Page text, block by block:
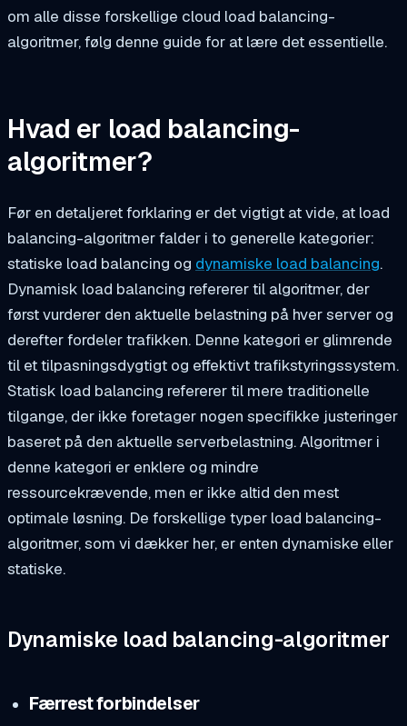
om alle disse forskellige cloud load balancing-
algoritmer, følg denne guide for at lære det essentielle.
Hvad er load balancing-
algoritmer?
Før en detaljeret forklaring er det vigtigt at vide, at load
balancing-algoritmer falder i to generelle kategorier:
statiske load balancing og dynamiske load balancing.
Dynamisk load balancing refererer til algoritmer, der
først vurderer den aktuelle belastning på hver server og
derefter fordeler trafikken. Denne kategori er glimrende
til et tilpasningsdygtigt og effektivt trafikstyringssystem.
Statisk load balancing refererer til mere traditionelle
tilgange, der ikke foretager nogen specifikke justeringer
baseret på den aktuelle serverbelastning. Algoritmer i
denne kategori er enklere og mindre
ressourcekrævende, men er ikke altid den mest
optimale løsning. De forskellige typer load balancing-
algoritmer, som vi dækker her, er enten dynamiske eller
statiske.
Dynamiske load balancing-algoritmer
Færrest forbindelser